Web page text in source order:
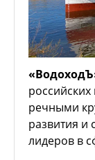
речными
развития и
лидеров в